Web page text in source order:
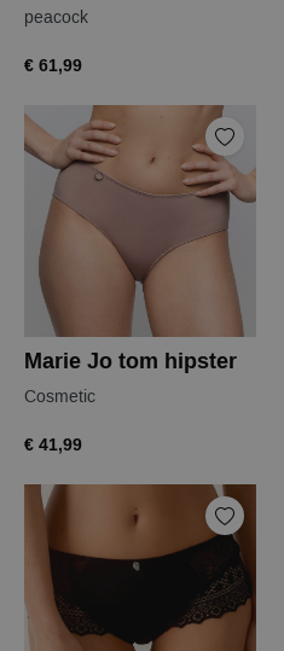
peacock
€ 61,99
Marie Jo tom hipster
Cosmetic
€ 41,99